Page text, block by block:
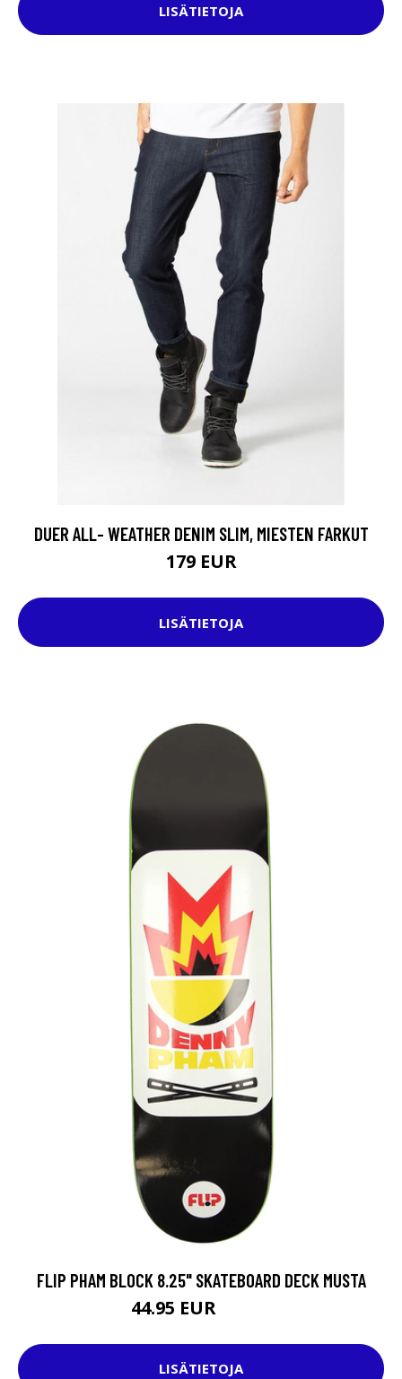
LISÄTIETOJA
DUER ALL- WEATHER DENIM SLIM, MIESTEN FARKUT
179 EUR
LISÄTIETOJA
FLIP PHAM BLOCK 8.25" SKATEBOARD DECK MUSTA
44.95 EUR
LISÄTIETOJA